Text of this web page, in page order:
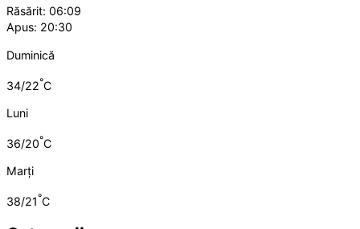
Răsărit: 06:09
Apus: 20:30
Duminică
34/22°C
Luni
36/20°C
Marți
38/21°C